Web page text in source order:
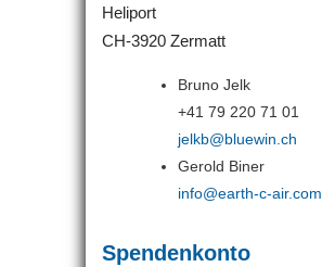
Heliport
CH-3920 Zermatt
Bruno Jelk
+41 79 220 71 01
jelkb@bluewin.ch
Gerold Biner
info@earth-c-air.com
Spendenkonto